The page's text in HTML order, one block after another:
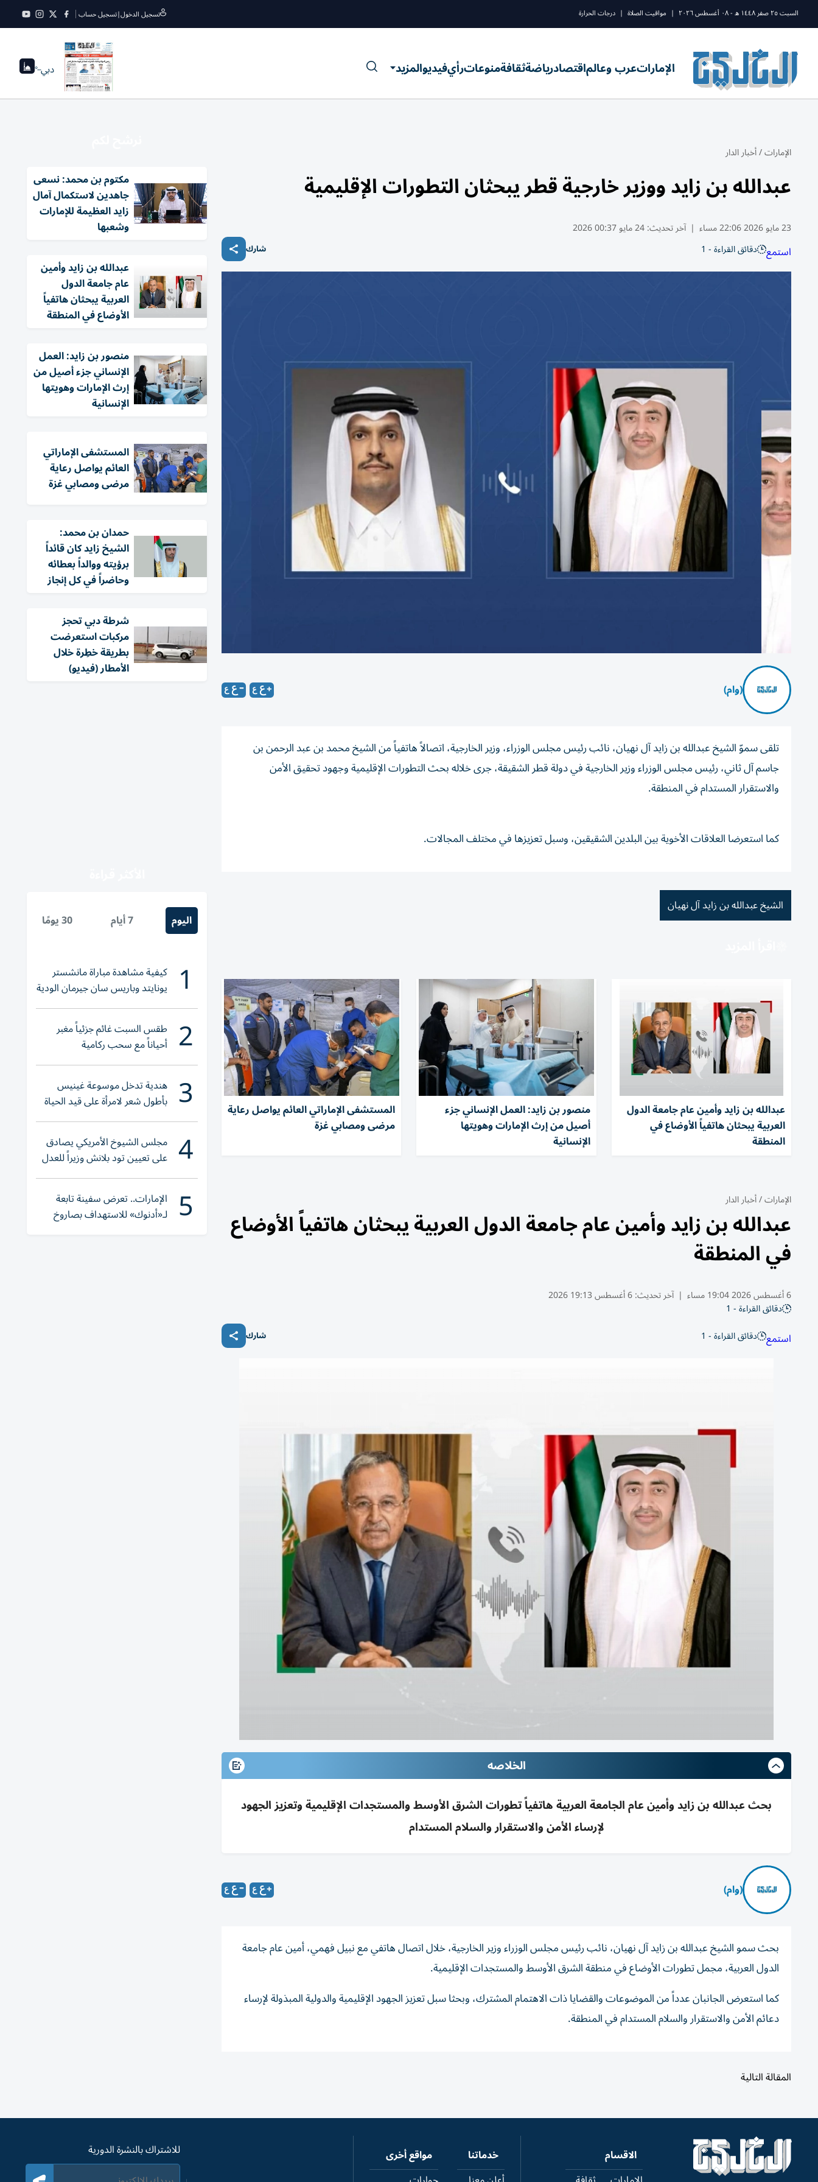
السبت ٢٥ صفر ١٤٤٨ ه - ٠٨ أغسطس ٢٠٢٦ | مواقيت الصلاة | درجات الحرارة تسجيل الدخول|تسجيل حساب
الإماراتعرب وعالماقتصادرياضةثقافةمنوعاترأيفيديوالمزيد دبي--°
الإمارات/أخبار الدار
عبدالله بن زايد ووزير خارجية قطر يبحثان التطورات الإقليمية
23 مايو 2026 22:06 مساء | آخر تحديث:24 مايو 00:37 2026
استمع دقائق القراءة - 1 شارك
(وام)
تلقى سموّ الشيخ عبدالله بن زايد آل نهيان، نائب رئيس مجلس الوزراء، وزير الخارجية، اتصالاً هاتفياً من الشيخ محمد بن عبد الرحمن بن
جاسم آل ثاني، رئيس مجلس الوزراء وزير الخارجية في دولة قطر الشقيقة، جرى خلاله بحث التطورات الإقليمية وجهود تحقيق الأمن
والاستقرار المستدام في المنطقة.
كما استعرضا العلاقات الأخوية بين البلدين الشقيقين، وسبل تعزيزها في مختلف المجالات.
الشيخ عبدالله بن زايد آل نهيان
عبدالله بن زايد وأمين عام جامعة الدول
العربية يبحثان هاتفياً الأوضاع في
المنطقة
منصور بن زايد: العمل الإنساني جزء
أصيل من إرث الإمارات وهويتها
الإنسانية
المستشفى الإماراتي العائم يواصل رعاية
مرضى ومصابي غزة
الإمارات/أخبار الدار
عبدالله بن زايد وأمين عام جامعة الدول العربية يبحثان هاتفياً الأوضاع
في المنطقة
6 أغسطس 2026 19:04 مساء | آخر تحديث:6 أغسطس 19:13 2026
دقائق القراءة - 1
استمع دقائق القراءة - 1 شارك
الخلاصه
بحث عبدالله بن زايد وأمين عام الجامعة العربية هاتفياً تطورات الشرق الأوسط والمستجدات الإقليمية وتعزيز الجهود
لإرساء الأمن والاستقرار والسلام المستدام
(وام)
بحث سمو الشيخ عبدالله بن زايد آل نهيان، نائب رئيس مجلس الوزراء وزير الخارجية، خلال اتصال هاتفي مع نبيل فهمي، أمين عام جامعة
الدول العربية، مجمل تطورات الأوضاع في منطقة الشرق الأوسط والمستجدات الإقليمية.
كما استعرض الجانبان عدداً من الموضوعات والقضايا ذات الاهتمام المشترك، وبحثا سبل تعزيز الجهود الإقليمية والدولية المبذولة لإرساء
دعائم الأمن والاستقرار والسلام المستدام في المنطقة.
المقالة التالية
مكتوم بن محمد: نسعى
جاهدين لاستكمال آمال
زايد العظيمة للإمارات
وشعبها
عبدالله بن زايد وأمين
عام جامعة الدول
العربية يبحثان هاتفياً
الأوضاع في المنطقة
منصور بن زايد: العمل
الإنساني جزء أصيل من
إرث الإمارات وهويتها
الإنسانية
المستشفى الإماراتي
العائم يواصل رعاية
مرضى ومصابي غزة
حمدان بن محمد:
الشيخ زايد كان قائداً
برؤيته ووالداً بعطائه
وحاضراً في كل إنجاز
شرطة دبي تحجز
مركبات استعرضت
بطريقة خطِرة خلال
الأمطار (فيديو)
اليوم 7 أيام 30 يومًا
1 كيفية مشاهدة مباراة مانشستر
يونايتد وباريس سان جيرمان الودية
والقنوات الناقلة
2 طقس السبت غائم جزئياً مغبر
أحياناً مع سحب ركامية
3 هندية تدخل موسوعة غينيس
بأطول شعر لامرأة على قيد الحياة
4 مجلس الشيوخ الأمريكي يصادق
على تعيين تود بلانش وزيراً للعدل
5 الإمارات.. تعرض سفينة تابعة
لـ«أدنوك» للاستهداف بصاروخ
الاقسام
خدماتنا
مواقع أخرى
للاشتراك بالنشرة الدورية